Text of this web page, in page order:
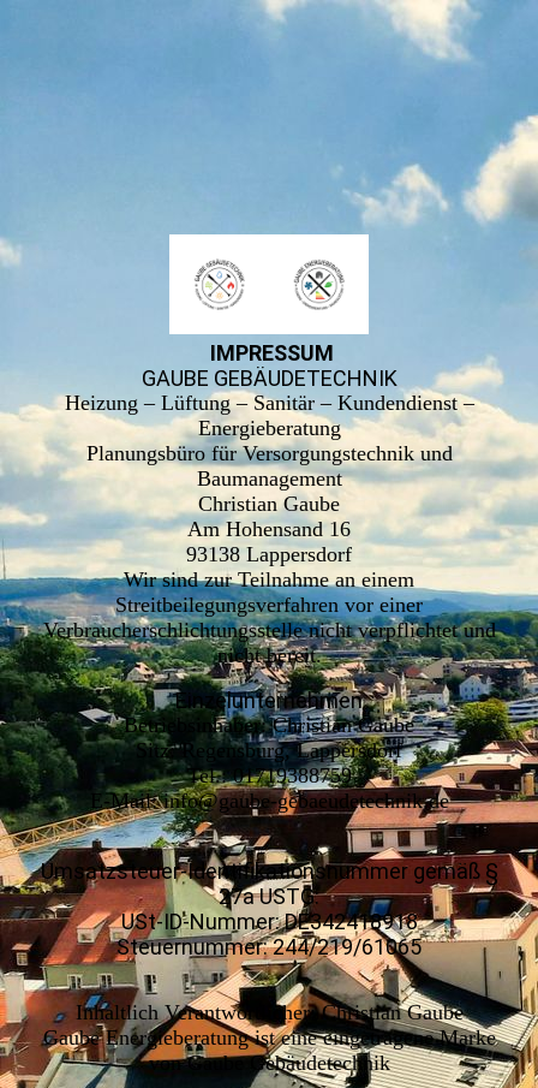
IMPRESSUM
GAUBE GEBÄUDETECHNIK
Heizung – Lüftung – Sanitär – Kundendienst –
Energieberatung
Planungsbüro für Versorgungstechnik und
Baumanagement
Christian Gaube
Am Hohensand 16
93138 Lappersdorf
Wir sind zur Teilnahme an einem
Streitbeilegungsverfahren vor einer
Verbraucherschlichtungsstelle nicht verpflichtet und
nicht bereit.
Einzelunternehmen
Betriebsinhaber: Christian Gaube
Sitz: Regensburg, Lappersdorf
Tel.: 01719388759
E-Mail: info@gaube-gebaeudetechnik.de
Umsatzsteuer-Identifikationsnummer gemäß §
27a USTG:
USt-ID-Nummer: DE342418918
Steuernummer: 244/219/61065
Inhaltlich Verantwortlicher:Christian Gaube
Gaube Energieberatung ist eine eingetragene Marke
von Gaube Gebäudetechnik